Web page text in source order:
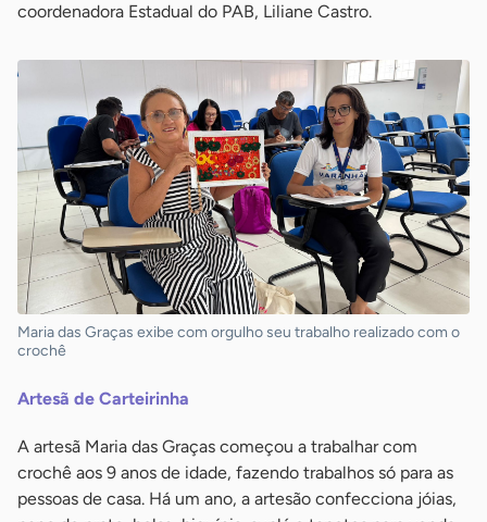
coordenadora Estadual do PAB, Liliane Castro.
Maria das Graças exibe com orgulho seu trabalho realizado com o
crochê
Artesã de Carteirinha
A artesã Maria das Graças começou a trabalhar com
crochê aos 9 anos de idade, fazendo trabalhos só para as
pessoas de casa. Há um ano, a artesão confecciona jóias,